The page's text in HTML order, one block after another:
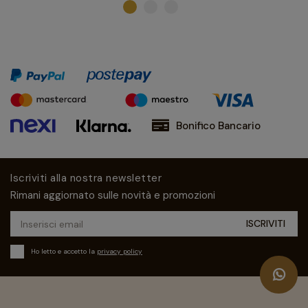
Bonifico Bancario
Iscriviti alla nostra newsletter
Rimani aggiornato sulle novità e promozioni
Ho letto e accetto la privacy policy